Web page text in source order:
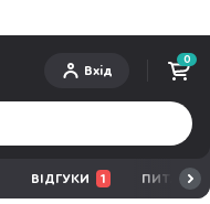
Вхід
0
ВІДГУКИ 1 ПИТАННЯ